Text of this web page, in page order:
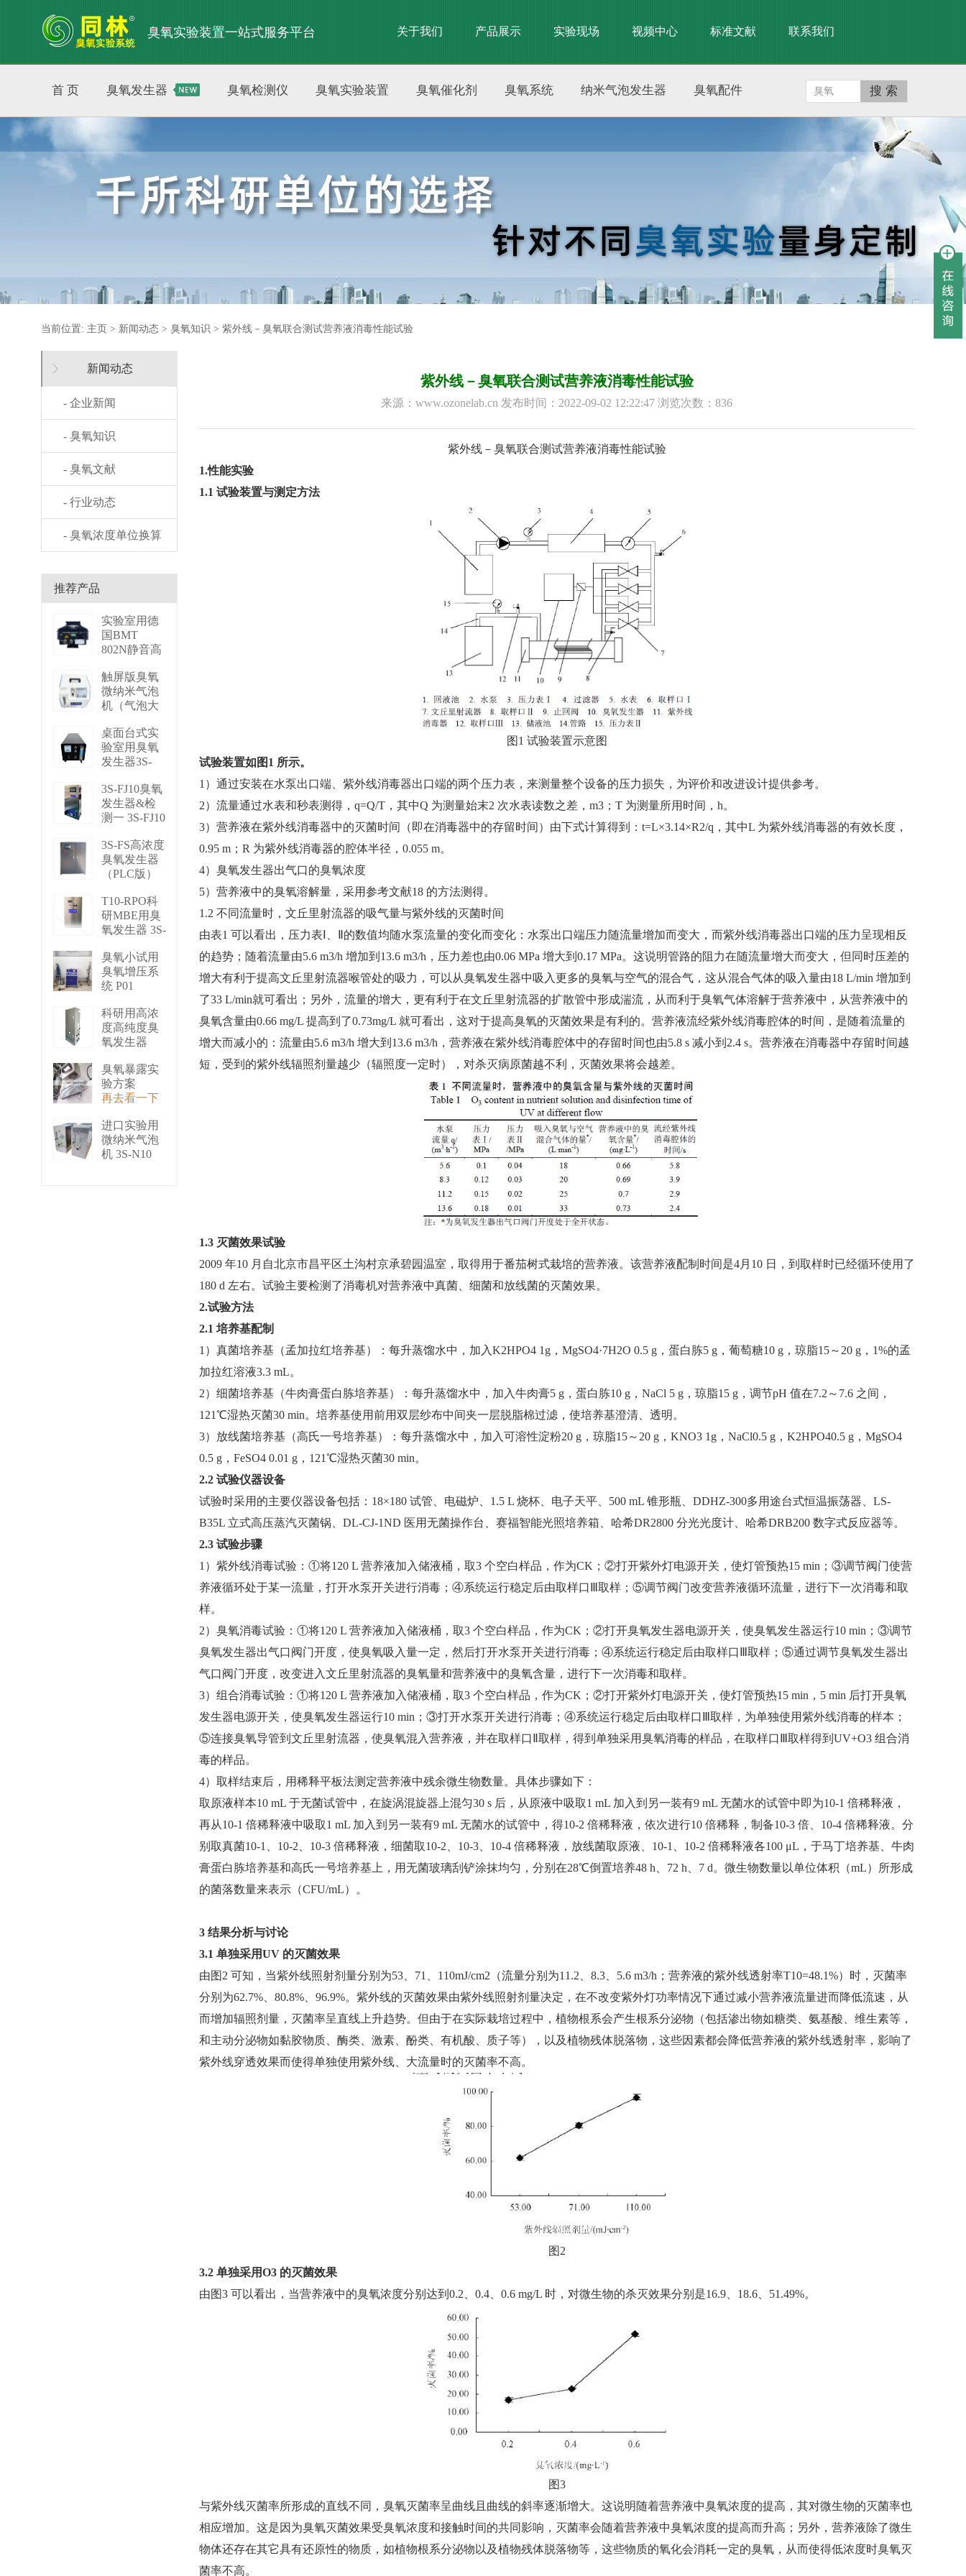
臭氧实验装置一站式服务平台 关于我们 产品展示 实验现场 视频中心 标准文献 联系我们
首 页 臭氧发生器 臭氧检测仪 臭氧实验装置 臭氧催化剂 臭氧系统 纳米气泡发生器 臭氧配件
当前位置: 主页 > 新闻动态> 臭氧知识 > 紫外线－臭氧联合测试营养液消毒性能试验
新闻动态
- 企业新闻
- 臭氧知识
- 臭氧文献
- 行业动态
- 臭氧浓度单位换算
推荐产品
实验室用德
国BMT
802N静音高
802N
再去看一下
触屏版臭氧
微纳米气泡
机（气泡大
－N2
再去看一下
桌面台式实
验室用臭氧
发生器3S-
再去看一下
3S-FJ10臭氧
发生器&检
测一 3S-FJ10
3S-FS高浓度
臭氧发生器
（PLC版）
再去看一下
T10-RPO科
研MBE用臭
氧发生器 3S-
再去看一下
臭氧小试用
臭氧增压系
统 P01
科研用高浓
度高纯度臭
氧发生器
3S-B50
再去看一下
臭氧暴露实
验方案
再去看一下
进口实验用
微纳米气泡
机 3S-N10
紫外线－臭氧联合测试营养液消毒性能试验
来源：www.ozonelab.cn 发布时间：2022-09-02 12:22:47 浏览次数： 836
紫外线－臭氧联合测试营养液消毒性能试验
1.性能实验
1.1 试验装置与测定方法
图1 试验装置示意图
试验装置如图1 所示。
1）通过安装在水泵出口端、紫外线消毒器出口端的两个压力表，来测量整个设备的压力损失，为评价和改进设计提供参考。
2）流量通过水表和秒表测得，q=Q/T，其中Q 为测量始末2 次水表读数之差，m3；T 为测量所用时间，h。
3）营养液在紫外线消毒器中的灭菌时间（即在消毒器中的存留时间）由下式计算得到：t=L×3.14×R2/q，其中L 为紫外线消毒器的有效长度，
0.95 m；R 为紫外线消毒器的腔体半径，0.055 m。
4）臭氧发生器出气口的臭氧浓度
5）营养液中的臭氧溶解量，采用参考文献18 的方法测得。
1.2 不同流量时，文丘里射流器的吸气量与紫外线的灭菌时间
由表1 可以看出，压力表Ⅰ、Ⅱ的数值均随水泵流量的变化而变化：水泵出口端压力随流量增加而变大，而紫外线消毒器出口端的压力呈现相反
的趋势；随着流量由5.6 m3/h 增加到13.6 m3/h，压力差也由0.06 MPa 增大到0.17 MPa。这说明管路的阻力在随流量增大而变大，但同时压差的
增大有利于提高文丘里射流器喉管处的吸力，可以从臭氧发生器中吸入更多的臭氧与空气的混合气，这从混合气体的吸入量由18 L/min 增加到
了33 L/min就可看出；另外，流量的增大，更有利于在文丘里射流器的扩散管中形成湍流，从而利于臭氧气体溶解于营养液中，从营养液中的
臭氧含量由0.66 mg/L 提高到了0.73mg/L 就可看出，这对于提高臭氧的灭菌效果是有利的。营养液流经紫外线消毒腔体的时间，是随着流量的
增大而减小的：流量由5.6 m3/h 增大到13.6 m3/h，营养液在紫外线消毒腔体中的存留时间也由5.8 s 减小到2.4 s。营养液在消毒器中存留时间越
短，受到的紫外线辐照剂量越少（辐照度一定时），对杀灭病原菌越不利，灭菌效果将会越差。
1.3 灭菌效果试验
2009 年10 月自北京市昌平区土沟村京承碧园温室，取得用于番茄树式栽培的营养液。该营养液配制时间是4月10 日，到取样时已经循环使用了
180 d 左右。试验主要检测了消毒机对营养液中真菌、细菌和放线菌的灭菌效果。
2.试验方法
2.1 培养基配制
1）真菌培养基（孟加拉红培养基）：每升蒸馏水中，加入K2HPO4 1g，MgSO4·7H2O 0.5 g，蛋白胨5 g，葡萄糖10 g，琼脂15～20 g，1%的孟
加拉红溶液3.3 mL。
2）细菌培养基（牛肉膏蛋白胨培养基）：每升蒸馏水中，加入牛肉膏5 g，蛋白胨10 g，NaCl 5 g，琼脂15 g，调节pH 值在7.2～7.6 之间，
121℃湿热灭菌30 min。培养基使用前用双层纱布中间夹一层脱脂棉过滤，使培养基澄清、透明。
3）放线菌培养基（高氏一号培养基）：每升蒸馏水中，加入可溶性淀粉20 g，琼脂15～20 g，KNO3 1g，NaCl0.5 g，K2HPO40.5 g，MgSO4
0.5 g，FeSO4 0.01 g，121℃湿热灭菌30 min。
2.2 试验仪器设备
试验时采用的主要仪器设备包括：18×180 试管、电磁炉、1.5 L 烧杯、电子天平、500 mL 锥形瓶、DDHZ-300多用途台式恒温振荡器、LS-
B35L 立式高压蒸汽灭菌锅、DL-CJ-1ND 医用无菌操作台、赛福智能光照培养箱、哈希DR2800 分光光度计、哈希DRB200 数字式反应器等。
2.3 试验步骤
1）紫外线消毒试验：①将120 L 营养液加入储液桶，取3 个空白样品，作为CK；②打开紫外灯电源开关，使灯管预热15 min；③调节阀门使营
养液循环处于某一流量，打开水泵开关进行消毒；④系统运行稳定后由取样口Ⅲ取样；⑤调节阀门改变营养液循环流量，进行下一次消毒和取
样。
2）臭氧消毒试验：①将120 L 营养液加入储液桶，取3 个空白样品，作为CK；②打开臭氧发生器电源开关，使臭氧发生器运行10 min；③调节
臭氧发生器出气口阀门开度，使臭氧吸入量一定，然后打开水泵开关进行消毒；④系统运行稳定后由取样口Ⅲ取样；⑤通过调节臭氧发生器出
气口阀门开度，改变进入文丘里射流器的臭氧量和营养液中的臭氧含量，进行下一次消毒和取样。
3）组合消毒试验：①将120 L 营养液加入储液桶，取3 个空白样品，作为CK；②打开紫外灯电源开关，使灯管预热15 min，5 min 后打开臭氧
发生器电源开关，使臭氧发生器运行10 min；③打开水泵开关进行消毒；④系统运行稳定后由取样口Ⅲ取样，为单独使用紫外线消毒的样本；
⑤连接臭氧导管到文丘里射流器，使臭氧混入营养液，并在取样口Ⅱ取样，得到单独采用臭氧消毒的样品，在取样口Ⅲ取样得到UV+O3 组合消
毒的样品。
4）取样结束后，用稀释平板法测定营养液中残余微生物数量。具体步骤如下：
取原液样本10 mL 于无菌试管中，在旋涡混旋器上混匀30 s 后，从原液中吸取1 mL 加入到另一装有9 mL 无菌水的试管中即为10-1 倍稀释液，
再从10-1 倍稀释液中吸取1 mL 加入到另一装有9 mL 无菌水的试管中，得10-2 倍稀释液，依次进行10 倍稀释，制备10-3 倍、10-4 倍稀释液。分
别取真菌10-1、10-2、10-3 倍稀释液，细菌取10-2、10-3、10-4 倍稀释液，放线菌取原液、10-1、10-2 倍稀释液各100 μL，于马丁培养基、牛肉
膏蛋白胨培养基和高氏一号培养基上，用无菌玻璃刮铲涂抹均匀，分别在28℃倒置培养48 h、72 h、7 d。微生物数量以单位体积（mL）所形成
的菌落数量来表示（CFU/mL）。
3 结果分析与讨论
3.1 单独采用UV 的灭菌效果
由图2 可知，当紫外线照射剂量分别为53、71、110mJ/cm2（流量分别为11.2、8.3、5.6 m3/h；营养液的紫外线透射率T10=48.1%）时，灭菌率
分别为62.7%、80.8%、96.9%。紫外线的灭菌效果由紫外线照射剂量决定，在不改变紫外灯功率情况下通过减小营养液流量进而降低流速，从
而增加辐照剂量，灭菌率呈直线上升趋势。但由于在实际栽培过程中，植物根系会产生根系分泌物（包括渗出物如糖类、氨基酸、维生素等，
和主动分泌物如黏胶物质、酶类、激素、酚类、有机酸、质子等），以及植物残体脱落物，这些因素都会降低营养液的紫外线透射率，影响了
紫外线穿透效果而使得单独使用紫外线、大流量时的灭菌率不高。
图2
3.2 单独采用O3 的灭菌效果
由图3 可以看出，当营养液中的臭氧浓度分别达到0.2、0.4、0.6 mg/L 时，对微生物的杀灭效果分别是16.9、18.6、51.49%。
图3
与紫外线灭菌率所形成的直线不同，臭氧灭菌率呈曲线且曲线的斜率逐渐增大。这说明随着营养液中臭氧浓度的提高，其对微生物的灭菌率也
相应增加。这是因为臭氧灭菌效果受臭氧浓度和接触时间的共同影响，灭菌率会随着营养液中臭氧浓度的提高而升高；另外，营养液除了微生
物体还存在其它具有还原性的物质，如植物根系分泌物以及植物残体脱落物等，这些物质的氧化会消耗一定的臭氧，从而使得低浓度时臭氧灭
菌率不高。